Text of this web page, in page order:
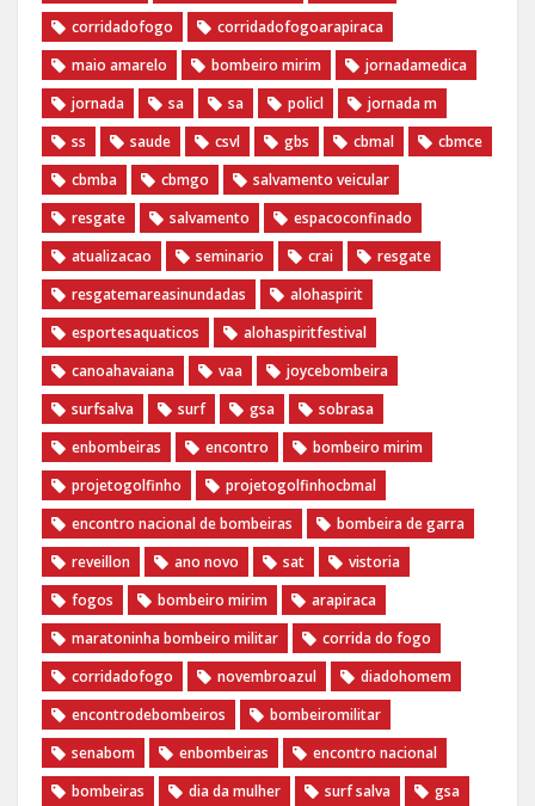
corridadofogo
corridadofogoarapiraca
maio amarelo
bombeiro mirim
jornadamedica
jornada
sa sa policl
jornada m
ss
saude csvl gbs cbmal
cbmce
cbmba
cbmgo
salvamento veicular
resgate
salvamento
espacoconfinado
atualizacao
seminario crai
resgate
resgatemareasinundadas
alohaspirit
esportesaquaticos
alohaspiritfestival
canoahavaiana
vaa
joycebombeira
surfsalva
surf gsa
sobrasa
enbombeiras
encontro
bombeiro mirim
projetogolfinho
projetogolfinhocbmal
encontro nacional de bombeiras
bombeira de garra
reveillon
ano novo sat
vistoria
fogos
bombeiro mirim
arapiraca
maratoninha bombeiro militar
corrida do fogo
corridadofogo
novembroazul
diadohomem
encontrodebombeiros
bombeiromilitar
senabom
enbombeiras
encontro nacional
bombeiras
dia da mulher surf salva gsa